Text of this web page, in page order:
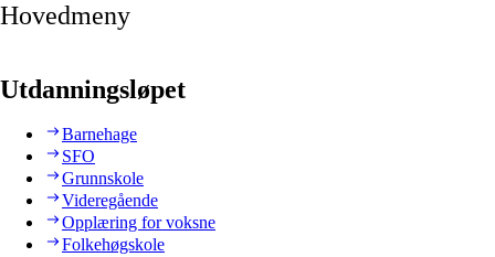
Hovedmeny
Utdanningsløpet
Barnehage
SFO
Grunnskole
Videregående
Opplæring for voksne
Folkehøgskole